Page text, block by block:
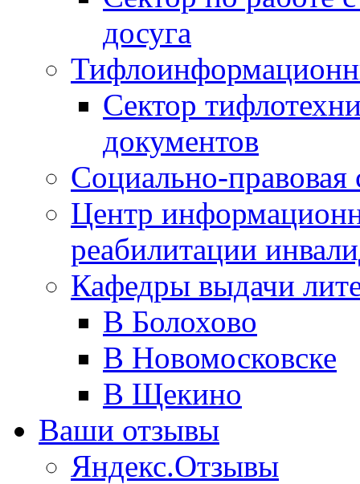
досуга
Сектор
документов
Социально-правовая
Центр
реабилитации
Кафедры выдачи
В Болохово
В Новомосковске
В Щекино
Ваши отзывы
Яндекс.Отзывы